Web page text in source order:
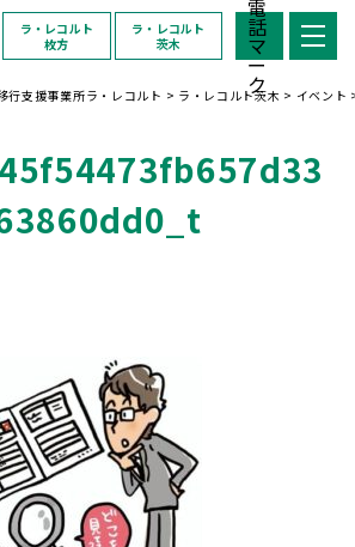
ラ・レコルト
枚方
ラ・レコルト
茨木
行支援事業所ラ・レコルト > ラ・レコルト茨木 > イベント